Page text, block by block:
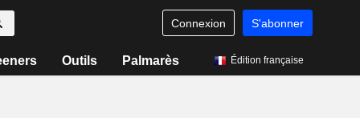
Connexion S'abonner
Outils Palmarès Édition française